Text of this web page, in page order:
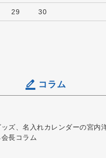
29 30
コラム
ズ、名入れカレンダーの宮内
長コラム